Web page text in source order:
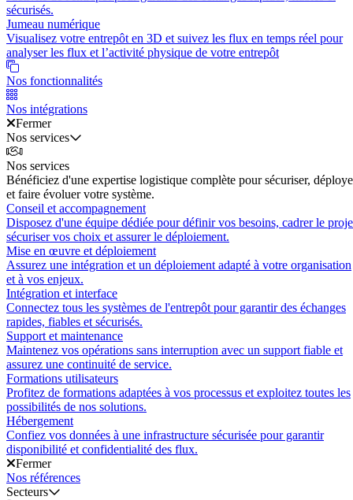
sécurisés.
Jumeau numérique
Visualisez votre entrepôt en 3D et suivez les flux en temps réel pour
analyser les flux et l’activité physique de votre entrepôt
Nos fonctionnalités
Nos intégrations
Fermer
Nos services
Nos services
Bénéficiez d'une expertise logistique complète pour sécuriser,
et faire évoluer votre système.
Conseil et accompagnement
Disposez d'une équipe dédiée pour définir vos besoins, cadrer le
sécuriser vos choix et assurer le déploiement.
Mise en œuvre et déploiement
Assurez une intégration et un déploiement adapté à votre organisation
et à vos enjeux.
Intégration et interface
Connectez tous les systèmes de l'entrepôt pour garantir des échanges
rapides, fiables et sécurisés.
Support et maintenance
Maintenez vos opérations sans interruption avec un support fiable et
assurez une continuité de service.
Formations utilisateurs
Profitez de formations adaptées à vos processus et exploitez toutes les
possibilités de nos solutions.
Hébergement
Confiez vos données à une infrastructure sécurisée pour garantir
disponibilité et confidentialité des flux.
Fermer
Nos références
Secteurs